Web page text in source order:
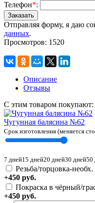
Телефон*:
Отправляя форму, я даю
данных.
Просмотров: 1520
Описание
Отзывы
C этим товаром покупают:
Чугунная балясина №62
Срок изготовления (меняется
7 дней15 дней20 дней30 дней50
Резьба/торцовка-
+450 руб.
Покраска в чёрный/
+450 руб.